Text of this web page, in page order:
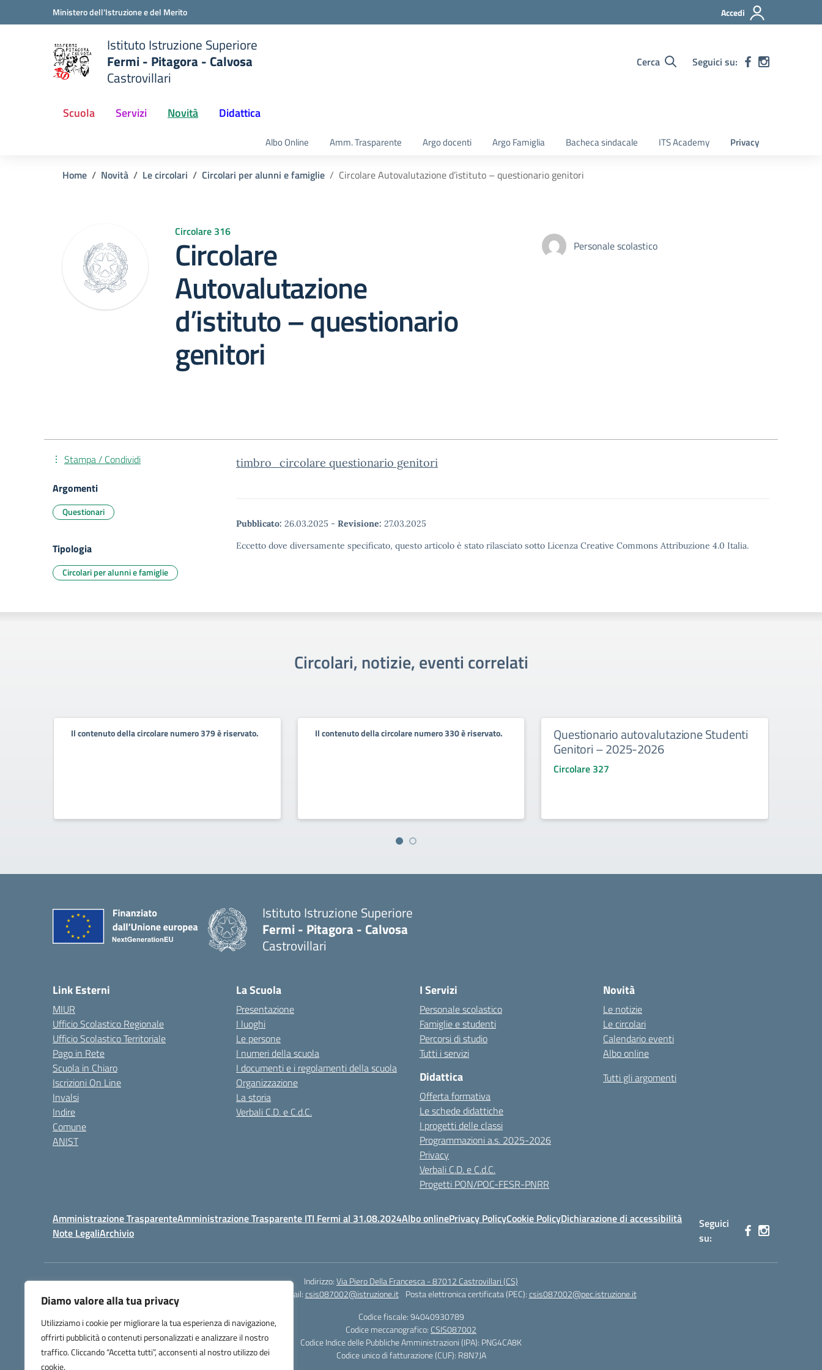
Diamo valore alla tua privacy
Utilizziamo i cookie per migliorare la tua esperienza di navigazione,
offrirti pubblicità o contenuti personalizzati e analizzare il nostro
traffico. Cliccando “Accetta tutti”, acconsenti al nostro utilizzo dei
cookie.
Vai ai contenuti
Vai al menu di navigazioneMinistero dell'Istruzione e del Merito Accedi
Istituto Istruzione Superiore
Fermi - Pitagora - Calvosa
Castrovillari
Cerca Seguici su:
Scuola Servizi Novità Didattica
Albo Online Amm. Trasparente Argo docenti Argo Famiglia Bacheca sindacale ITS Academy Privacy
Home Novità Le circolari Circolari per alunni e famiglie Circolare Autovalutazione d’istituto – questionario genitori
Circolare 316
Circolare
Autovalutazione
d’istituto – questionario
genitori
Personale scolastico
timbro_circolare questionario genitori
Pubblicato: 26.03.2025 - Revisione: 27.03.2025
Eccetto dove diversamente specificato, questo articolo è stato rilasciato sotto Licenza Creative Commons Attribuzione 4.0 Italia.
Stampa / Condividi
Argomenti
Questionari
Tipologia
Circolari per alunni e famiglie
Circolari, notizie, eventi correlati
Il contenuto della circolare numero 379 è riservato. Il contenuto della circolare numero 330 è riservato. Questionario autovalutazione Studenti
Genitori – 2025-2026
Circolare 327
Istituto Istruzione Superiore
Fermi - Pitagora - Calvosa
Castrovillari
Link Esterni
MIUR
Ufficio Scolastico Regionale
Ufficio Scolastico Territoriale
Pago in Rete
Scuola in Chiaro
Iscrizioni On Line
Invalsi
Indire
Comune
ANIST
La Scuola
Presentazione
I luoghi
Le persone
I numeri della scuola
I documenti e i regolamenti della scuola
Organizzazione
La storia
Verbali C.D. e C.d.C.
I Servizi
Personale scolastico
Famiglie e studenti
Percorsi di studio
Tutti i servizi
Didattica
Offerta formativa
Le schede didattiche
I progetti delle classi
Programmazioni a.s. 2025-2026
Privacy
Verbali C.D. e C.d.C.
Progetti PON/POC-FESR-PNRR
Novità
Le notizie
Le circolari
Calendario eventi
Albo online
Tutti gli argomenti
Amministrazione TrasparenteAmministrazione Trasparente ITI Fermi al 31.08.2024Albo onlinePrivacy PolicyCookie PolicyDichiarazione di accessibilità
Note LegaliArchivio
Seguici
su:
Indirizzo:Via Piero Della Francesca - 87012 Castrovillari (CS)
Email:csis087002@istruzione.it Posta elettronica certificata (PEC):csis087002@pec.istruzione.it
Codice fiscale: 94040930789
Codice meccanografico: CSIS087002
Codice Indice delle Pubbliche Amministrazioni (IPA): PNG4CA8K
Codice unico di fatturazione (CUF): R8N7JA